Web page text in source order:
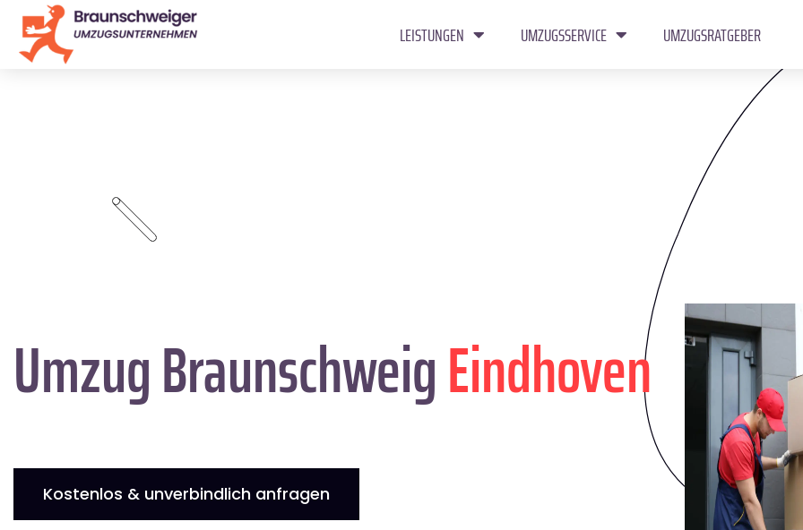
LEISTUNGEN UMZUGSSERVICE UMZUGSRATGEBER
Umzug BraunschweigEindhoven
Kostenlos & unverbindlich anfragen